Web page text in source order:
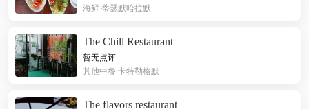
海鲜 蒂瑟默哈拉默
The Chill Restaurant
暂无点评
其他中餐 卡特勒格默
The flavors restaurant